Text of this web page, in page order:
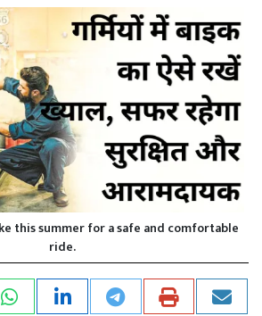
this summer for a safe and comfortable
ride.